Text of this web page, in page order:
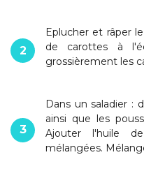
2
Eplucher et râper
de carottes à
grossièrement les
3
Dans un saladier :
ainsi que les
Ajouter l'huile
mélangées.